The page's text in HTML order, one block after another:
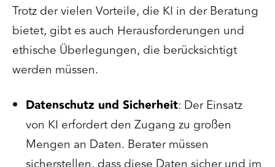
Trotz der vielen Vorteile, die KI in der Beratung
bietet, gibt es auch Herausforderungen und
ethische Überlegungen, die berücksichtigt
werden müssen.
Datenschutz und Sicherheit: Der Einsatz
von KI erfordert den Zugang zu großen
Mengen an Daten. Berater müssen